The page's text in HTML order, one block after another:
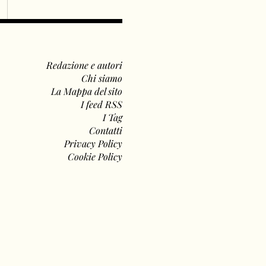
Redazione e autori
Chi siamo
La Mappa del sito
I feed RSS
I Tag
Contatti
Privacy Policy
Cookie Policy